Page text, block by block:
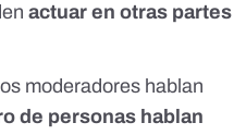
actuar en otras partes
moderadores hablan
de personas hablan